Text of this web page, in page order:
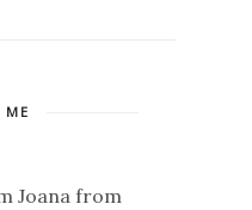
ME
Joana from